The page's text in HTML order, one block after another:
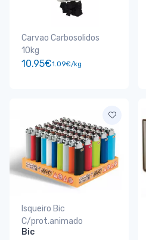
Carvao Carbosolidos
10kg
10.95€1.09€/kg
Isqueiro Bic
C/prot.animado
Bic